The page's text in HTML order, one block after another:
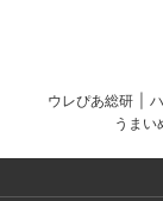
ウレぴあ総研
うまい